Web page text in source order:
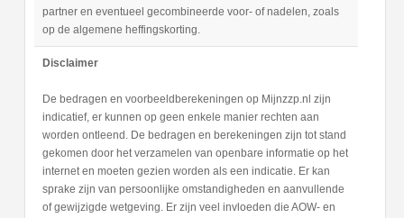
partner en eventueel gecombineerde voor- of nadelen, zoals
op de algemene heffingskorting.
Disclaimer
De bedragen en voorbeeldberekeningen op Mijnzzp.nl zijn
indicatief, er kunnen op geen enkele manier rechten aan
worden ontleend. De bedragen en berekeningen zijn tot stand
gekomen door het verzamelen van openbare informatie op het
internet en moeten gezien worden als een indicatie. Er kan
sprake zijn van persoonlijke omstandigheden en aanvullende
of gewijzigde wetgeving. Er zijn veel invloeden die AOW- en